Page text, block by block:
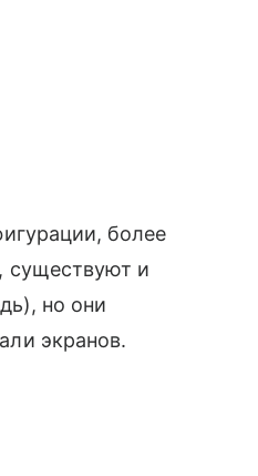
более
существуют и
но они
экранов.